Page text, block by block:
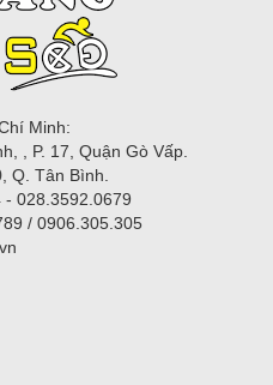
Minh:
, P. 17, Quận Gò Vấp.
Q. Tân Bình.
- 028.3592.0679
/ 0906.305.305